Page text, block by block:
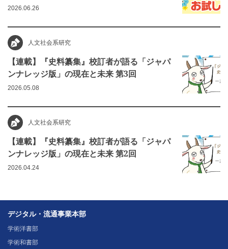
2026.06.26
人文社会系研究
【連載】『史料纂集』校訂者が語る「ジャパ
ンナレッジ版」の現在と未来 第3回
2026.05.08
人文社会系研究
【連載】『史料纂集』校訂者が語る「ジャパ
ンナレッジ版」の現在と未来 第2回
2026.04.24
デジタル・流通事業本部
学術洋書部
学術和書部